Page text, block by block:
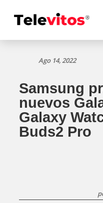
Ago 14, 2022
Samsung
nuevos
Galaxy
Buds2 Pro